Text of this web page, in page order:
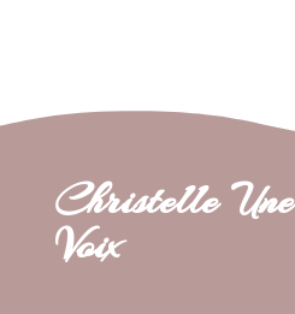
Christelle
Voix